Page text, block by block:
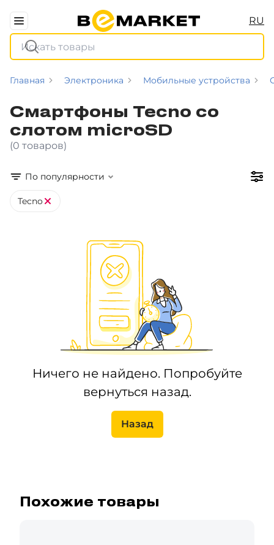
RU
Главная Электроника Мобильные устройства
Смартфоны Tecno со
слотом microSD
(0 товаров)
По популярности
Tecno
Ничего не найдено. Попробуйте
вернуться назад.
Назад
Похожие товары